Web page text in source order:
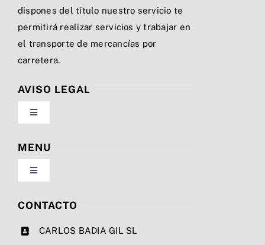
dispones del título nuestro servicio te
permitirá realizar servicios y trabajar en
el transporte de mercancías por
carretera.
AVISO LEGAL
Toggle
Navigation
Política de privacidad
Condiciones de uso
MENU
Toggle
Navigation
Nosotros
CONTACTO
CARLOS BADIA GIL SL